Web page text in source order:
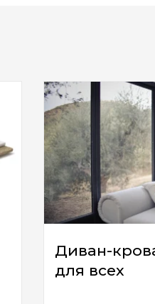
Диван-
для всех